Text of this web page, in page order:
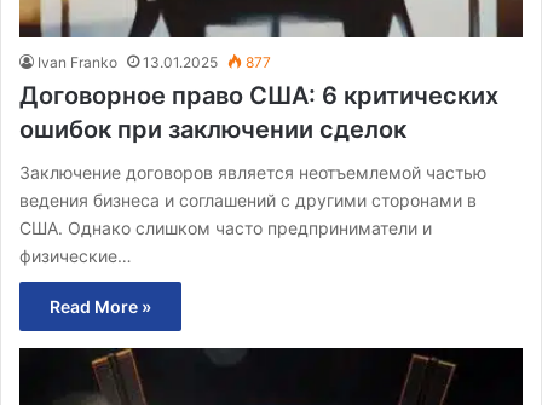
Ivan Franko 13.01.2025 877
Договорное право США: 6 критических
ошибок при заключении сделок
Заключение договоров является неотъемлемой частью
ведения бизнеса и соглашений с другими сторонами в
США. Однако слишком часто предприниматели и
физические…
Read More »